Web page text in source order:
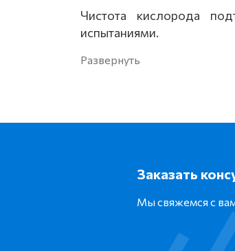
Чистота кислорода
испытаниями.
Заказать
Мы свяжемся с